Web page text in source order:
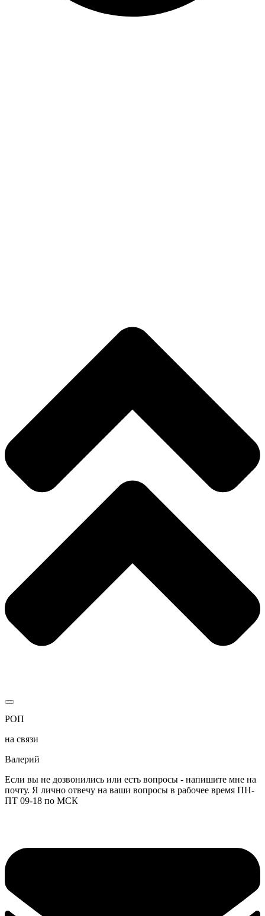
РОП
на связи
Валерий
Если вы не дозвонились или есть вопросы - напишите мне на
почту. Я лично отвечу на ваши вопросы в рабочее время ПН-
ПТ 09-18 по МСК